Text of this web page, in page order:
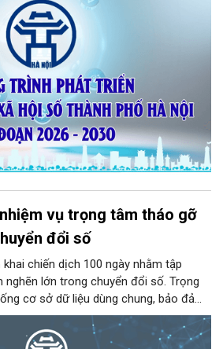
vụ trọng tâm tháo gỡ
đổi số
chiến dịch 100 ngày nhằm tập
lớn trong chuyển đổi số. Trọng
cơ sở dữ liệu dùng chung, bảo đảm
sẻ và tái sử dụng.